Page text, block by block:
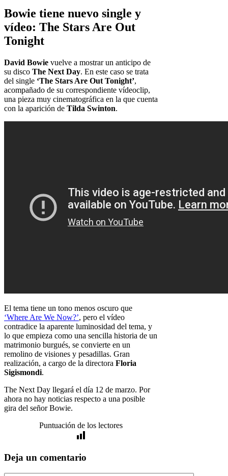
Bowie tiene nuevo single y
vídeo: The Stars Are Out
Tonight
David Bowie vuelve a mostrar un anticipo de
su disco The Next Day. En este caso se trata
del single ‘The Stars Are Out Tonight’,
acompañado de su correspondiente vídeoclip,
una pieza muy cinematográfica en la que cuenta
con la aparición de Tilda Swinton.
El tema tiene un tono menos oscuro que
‘Where Are We Now?’, pero el vídeo
contradice la aparente luminosidad del tema, y
lo que empieza como una sencilla historia de un
matrimonio burgués, se convierte en un
remolino de visiones y pesadillas. Gran
realización, a cargo de la directora Floria
Sigismondi.
The Next Day llegará el día 12 de marzo. Por
ahora no hay noticias respecto a una posible
gira del señor Bowie.
Puntuación de los lectores
Deja un comentario